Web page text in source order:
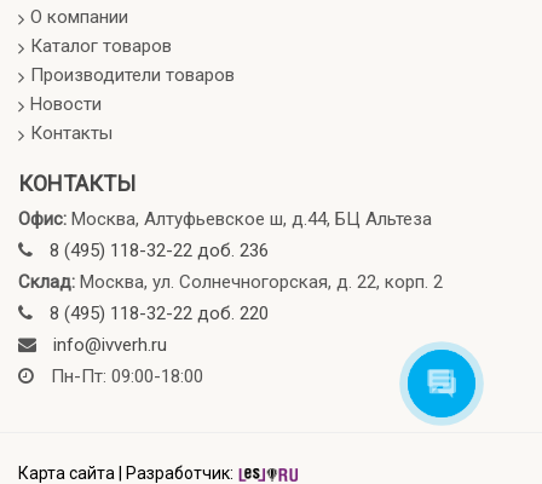
О компании
Каталог товаров
Производители товаров
Новости
Контакты
КОНТАКТЫ
Офис: Москва, Алтуфьевское ш, д.44, БЦ Альтеза
8 (495) 118-32-22 доб. 236
Склад: Москва, ул. Солнечногорская, д. 22, корп. 2
8 (495) 118-32-22 доб. 220
info@ivverh.ru
Пн-Пт: 09:00-18:00
Карта сайта Разработчик: